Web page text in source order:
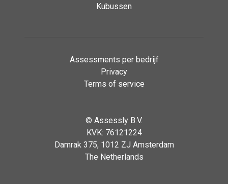
Kubussen
Assessments per bedrijf
Privacy
Terms of service
© Assessly B.V.
KVK: 76121224
Damrak 375, 1012 ZJ Amsterdam
The Netherlands